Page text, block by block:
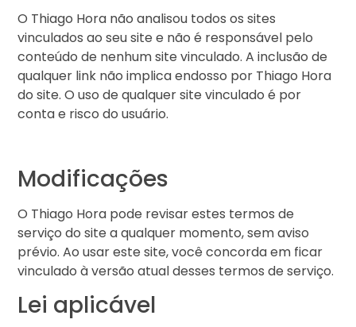
O Thiago Hora não analisou todos os sites
vinculados ao seu site e não é responsável pelo
conteúdo de nenhum site vinculado. A inclusão de
qualquer link não implica endosso por Thiago Hora
do site. O uso de qualquer site vinculado é por
conta e risco do usuário.
Modificações
O Thiago Hora pode revisar estes termos de
serviço do site a qualquer momento, sem aviso
prévio. Ao usar este site, você concorda em ficar
vinculado à versão atual desses termos de serviço.
Lei aplicável